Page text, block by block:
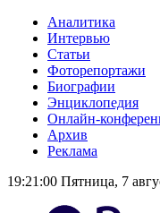
Аналитика
Интервью
Статьи
Фоторепортажи
Биографии
Энциклопедия
Онлайн-
Архив
Реклама
19:21:00 Пятница, 7